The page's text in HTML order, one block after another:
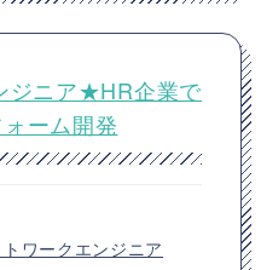
ジニア★HR企業で
ーム開発
ワークエンジニア